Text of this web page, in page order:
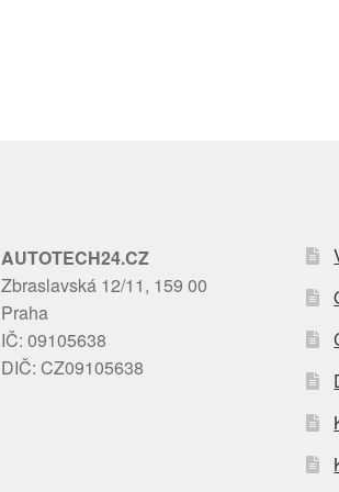
AUTOTECH24.CZ
Zbraslavská 12/11, 159 00
Praha
IČ: 09105638
DIČ: CZ09105638